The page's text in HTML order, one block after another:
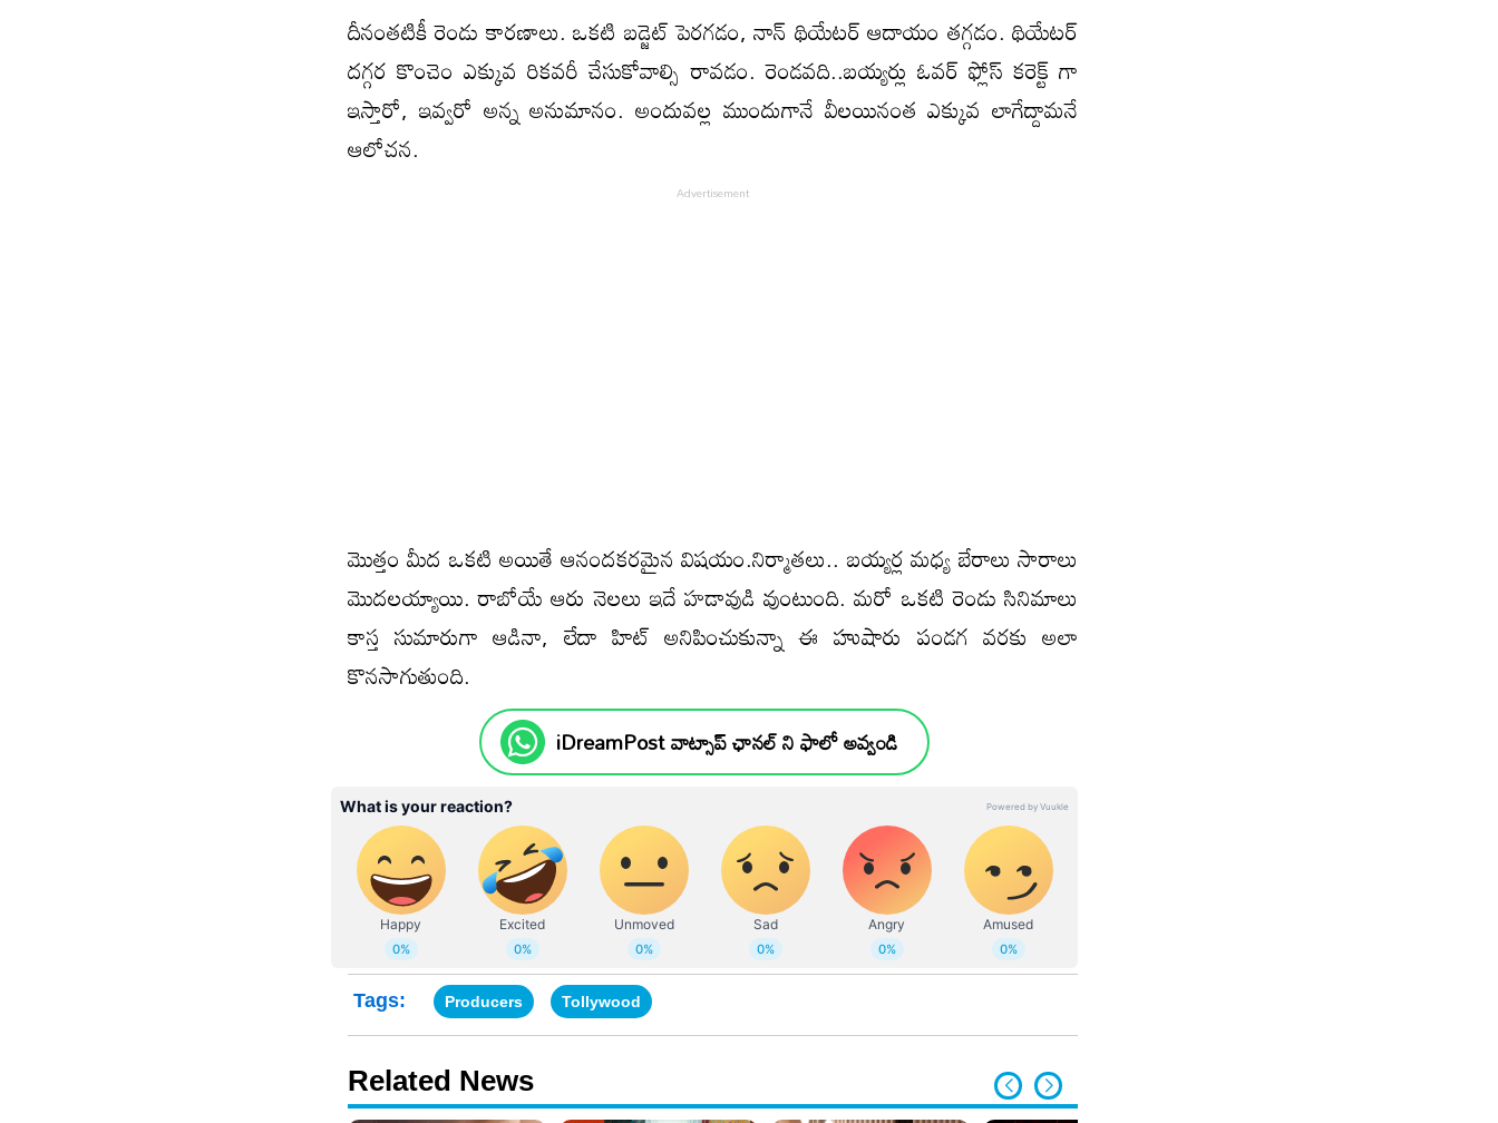
దీనంతటికీ రెండు కారణాలు. ఒకటి బడ్జెట్ పెరగడం, నాన్ థియేటర్ ఆదాయం తగ్గడం. థియేటర్
దగ్గర కొంచెం ఎక్కువ రికవరీ చేసుకోవాల్సి రావడం. రెండవది..బయ్యర్లు ఓవర్ ఫ్లోస్ కరెక్ట్ గా
ఇస్తారో, ఇవ్వరో అన్న అనుమానం. అందువల్ల ముందుగానే వీలయినంత ఎక్కువ లాగేద్దామనే
ఆలోచన.
మొత్తం మీద ఒకటి అయితే ఆనందకరమైన విషయం.నిర్మాతలు.. బయ్యర్ల మధ్య బేరాలు సారాలు
మొదలయ్యాయి. రాబోయే ఆరు నెలలు ఇదే హడావుడి వుంటుంది. మరో ఒకటి రెండు సినిమాలు
కాస్త సుమారుగా ఆడినా, లేదా హిట్ అనిపించుకున్నా ఈ హుషారు పండగ వరకు అలా
కొనసాగుతుంది.
iDreamPost వాట్సాప్ ఛానల్ ని ఫాలో అవ్వండి
Tags: Producers Tollywood
Related News